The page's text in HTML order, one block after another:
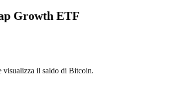
Growth ETF
visualizza il saldo di Bitcoin.